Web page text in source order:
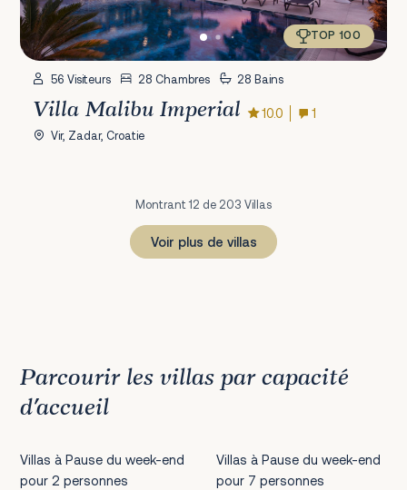
TOP 100
56 Visiteurs 28 Chambres 28 Bains
Villa Malibu Imperial 10.0 1
Vir, Zadar, Croatie
Montrant 12 de 203 Villas
Voir plus de villas
Parcourir les villas par capacité
d’accueil
Villas à Pause du week-end
pour 2 personnes
Villas à Pause du week-end
pour 7 personnes